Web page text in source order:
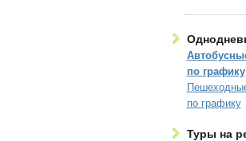
по графику
по графику
Туры на